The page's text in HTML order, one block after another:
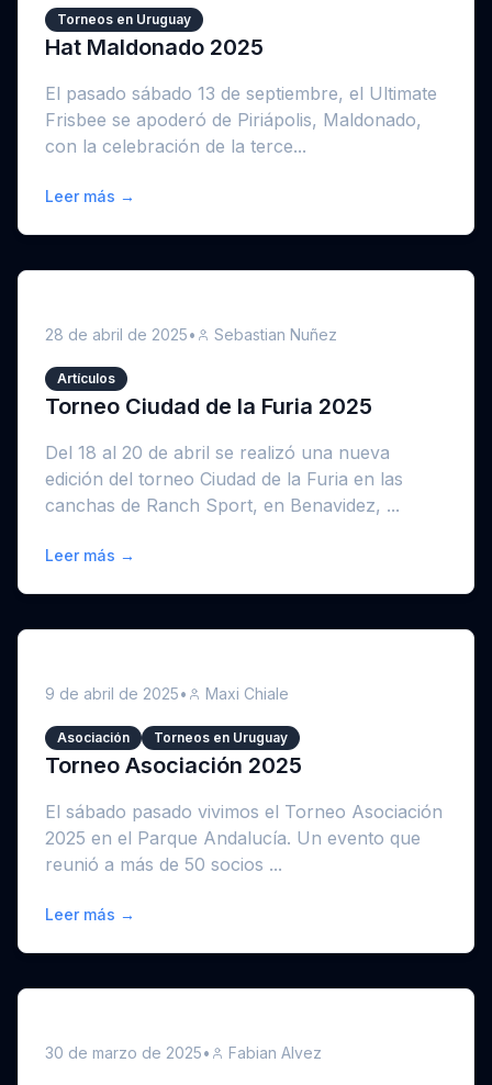
Torneos en Uruguay
Hat Maldonado 2025
El pasado sábado 13 de septiembre, el Ultimate
Frisbee se apoderó de Piriápolis, Maldonado,
con la celebración de la terce...
Leer más →
28 de abril de 2025• Sebastian Nuñez
Artículos
Torneo Ciudad de la Furia 2025
Del 18 al 20 de abril se realizó una nueva
edición del torneo Ciudad de la Furia en las
canchas de Ranch Sport, en Benavidez, ...
Leer más →
9 de abril de 2025• Maxi Chiale
Asociación Torneos en Uruguay
Torneo Asociación 2025
El sábado pasado vivimos el Torneo Asociación
2025 en el Parque Andalucía. Un evento que
reunió a más de 50 socios ...
Leer más →
30 de marzo de 2025• Fabian Alvez